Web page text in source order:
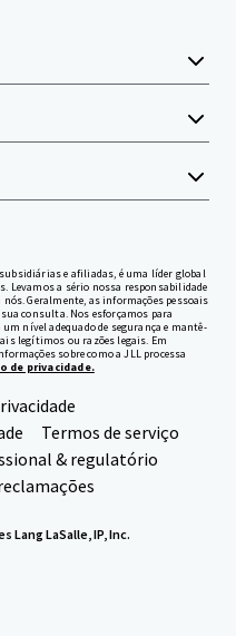
e afiliadas, é uma líder global
Levamos a sério nossa responsabilidade
Geralmente, as informações pessoais
consulta. Nos esforçamos para
nível adequado de segurança e mantê-
legítimos ou razões legais. Em
sobre como a JLL processa
de privacidade.
Termos de serviço
& regulatório
Lang LaSalle, IP, Inc.